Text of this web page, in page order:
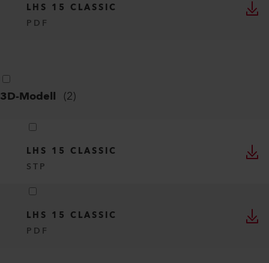
LHS 15 CLASSIC
PDF
3D-Modell (2)
LHS 15 CLASSIC
STP
LHS 15 CLASSIC
PDF